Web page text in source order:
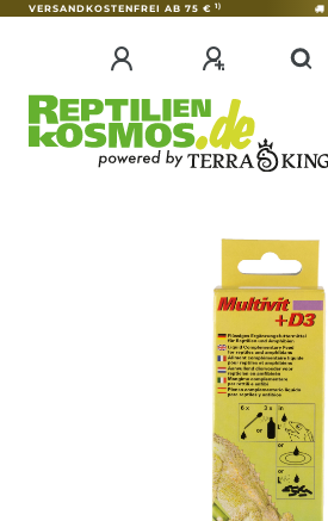
VERSANDKOSTENFREI AB 75 € 1)